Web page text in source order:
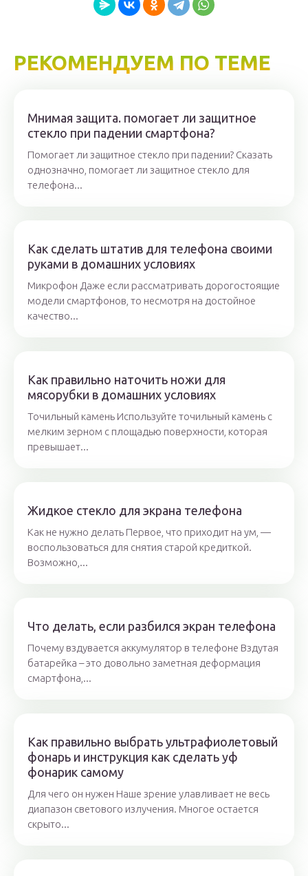
РЕКОМЕНДУЕМ ПО ТЕМЕ
Мнимая защита. помогает ли защитное
стекло при падении смартфона?
Помогает ли защитное стекло при падении? Сказать
однозначно, помогает ли защитное стекло для
телефона...
Как сделать штатив для телефона своими
руками в домашних условиях
Микрофон Даже если рассматривать дорогостоящие
модели смартфонов, то несмотря на достойное
качество...
Как правильно наточить ножи для
мясорубки в домашних условиях
Точильный камень Используйте точильный камень с
мелким зерном с площадью поверхности, которая
превышает...
Жидкое стекло для экрана телефона
Как не нужно делать Первое, что приходит на ум, —
воспользоваться для снятия старой кредиткой.
Возможно,...
Что делать, если разбился экран телефона
Почему вздувается аккумулятор в телефоне Вздутая
батарейка – это довольно заметная деформация
смартфона,...
Как правильно выбрать ультрафиолетовый
фонарь и инструкция как сделать уф
фонарик самому
Для чего он нужен Наше зрение улавливает не весь
диапазон светового излучения. Многое остается
скрыто...